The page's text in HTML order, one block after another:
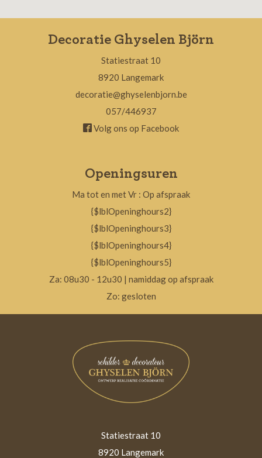
Decoratie Ghyselen Björn
Statiestraat 10
8920 Langemark
decoratie@ghyselenbjorn.be
057/446937
Volg ons op Facebook
Openingsuren
Ma tot en met Vr : Op afspraak
{$lblOpeninghours2}
{$lblOpeninghours3}
{$lblOpeninghours4}
{$lblOpeninghours5}
Za: 08u30 - 12u30 | namiddag op afspraak
Zo: gesloten
Statiestraat 10
8920 Langemark